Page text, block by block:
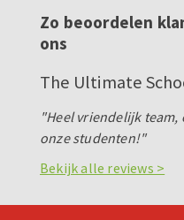
Zo beoordelen
ons
The Ultimate
"Heel vriendelijk team,
onze studenten!"
Bekijk alle reviews >